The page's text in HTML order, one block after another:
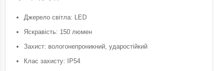
Джерело світла: LED
Яскравість: 150 люмен
Захист: вологонепроникний, ударостійкий
Клас захисту: IP54